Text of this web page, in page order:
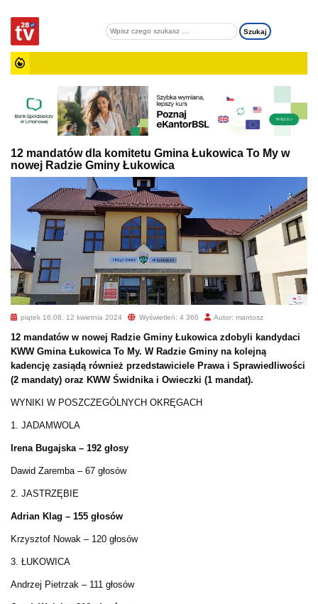
12 mandatów dla komitetu Gmina Łukowica To My w
nowej Radzie Gminy Łukowica
piątek 16:08, 12 kwietnia 2024 Wyświetleń: 4 360 Autor: mantosz
12 mandatów w nowej Radzie Gminy Łukowica zdobyli kandydaci
KWW Gmina Łukowica To My. W Radzie Gminy na kolejną
kadencję zasiądą również przedstawiciele Prawa i Sprawiedliwości
(2 mandaty) oraz KWW Świdnika i Owieczki (1 mandat).
WYNIKI W POSZCZEGÓLNYCH OKRĘGACH
1. JADAMWOLA
Irena Bugajska – 192 głosy
Dawid Zaremba – 67 głosów
2. JASTRZĘBIE
Adrian Klag – 155 głosów
Krzysztof Nowak – 120 głosów
3. ŁUKOWICA
Andrzej Pietrzak – 111 głosów